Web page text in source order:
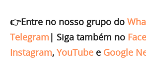
👉Entre no nosso grupo do
Telegram | Siga também no
Instagram, YouTube e Google